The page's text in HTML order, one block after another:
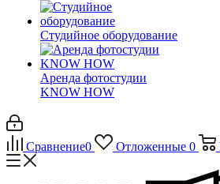
Студийное оборудование
Аренда фотостудии
KNOW HOW
Сравнение0 Отложенные 0